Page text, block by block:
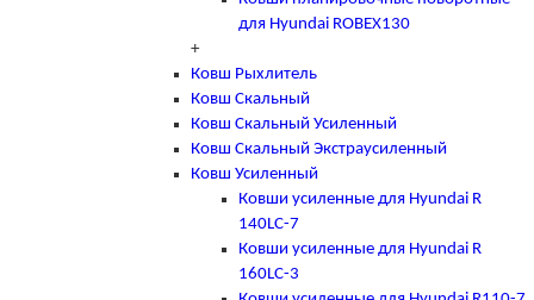
для Hyundai ROBEX130
+
Ковш Рыхлитель
Ковш Скальный
Ковш Скальный Усиленный
Ковш Скальный Экстраусиленный
Ковш Усиленный
Ковши усиленные для Hyundai R
140LC-7
Ковши усиленные для Hyundai R
160LC-3